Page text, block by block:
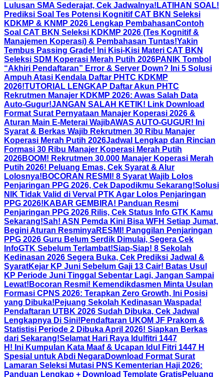
Lulusan SMA Sederajat, Cek Jadwalnya! LATIHAN SOAL!
Prediksi Soal Tes Potensi Kognitif CAT BKN Seleksi
KDKMP & KNMP 2026 Lengkap PembahasanContoh
Soal CAT BKN Seleksi KDKMP 2026 (Tes Kognitif &
Manajemen Koperasi) & Pembahasan Tuntas!Yakin
Tembus Passing Grade! Ini Kisi-Kisi Materi CAT BKN
Seleksi SDM Koperasi Merah Putih 2026PANIK Tombol
“Akhiri Pendaftaran” Error & Server Down? Ini 5 Solusi
Ampuh Atasi Kendala Daftar PHTC KDKMP
2026!TUTORIAL LENGKAP Daftar Akun PHTC
Rekrutmen Manajer KDKMP 2026: Awas Salah Data
Auto-Gugur!JANGAN SALAH KETIK! Link Download
Format Surat Pernyataan Manajer Koperasi 2026 &
Aturan Main E-Meterai WajibAWAS AUTO-GUGUR! Ini
Syarat & Berkas Wajib Rekrutmen 30 Ribu Manajer
Koperasi Merah Putih 2026Jadwal Lengkap dan Rincian
Formasi 30 Ribu Manajer Koperasi Merah Putih
2026BOOM! Rekrutmen 30.000 Manajer Koperasi Merah
Putih 2026! Peluang Emas, Cek Syarat & Alur
Lolosnya! BOCORAN RESMI! 8 Syarat Wajib Lolos
Penjaringan PPG 2026, Cek Dapodikmu Sekarang!Solusi
NIK Tidak Valid di Verval PTK Agar Lolos Penjaringan
PPG 2026! KABAR GEMBIRA! Panduan Resmi
Penjaringan PPG 2026 Rilis, Cek Status Info GTK Kamu
Sekarang!Sah! ASN Pemda Kini Bisa WFH Setiap Jumat,
Begini Aturan ResminyaRESMI! Panggilan Penjaringan
PPG 2026 Guru Belum Serdik Dimulai, Segera Cek
InfoGTK Sebelum Terlambat!Siap-Siap! 8 Sekolah
Kedinasan 2026 Segera Buka, Cek Prediksi Jadwal &
SyaratKejar KP Juni Sebelum Gaji 13 Cair! Batas Usul
KP Periode Juni Tinggal Sebentar Lagi, Jangan Sampai
Lewat! Bocoran Resmi! Kemendikdasmen Minta Usulan
Formasi CPNS 2026: Terapkan Zero Growth, Ini Posisi
yang Dibuka! Pejuang Sekolah Kedinasan Waspada!
Pendaftaran UTBK 2026 Sudah Dibuka, Cek Jadwal
Lengkapnya Di Sini! Pendaftaran UKOM JF Prakom &
Statistisi Periode 2 Dibuka April 2026! Siapkan Berkas
dari Sekarang!Selamat Hari Raya Idulfitri 1447
H! Ini Kumpulan Kata Maaf & Ucapan Idul Fitri 1447 H
Spesial untuk Abdi NegaraDownload Format Surat
Lamaran Seleksi Mutasi PNS Kementerian Haji 2026:
Panduan Lengkap + Download Template GratisPeluang